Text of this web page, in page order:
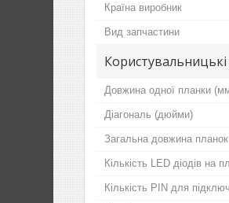
Країна виробник
Вид запчастини
Довжина одної планки
Діагональ (дюйми)
Загальна довжина
Кількість LED діодів на
Кількість PIN для